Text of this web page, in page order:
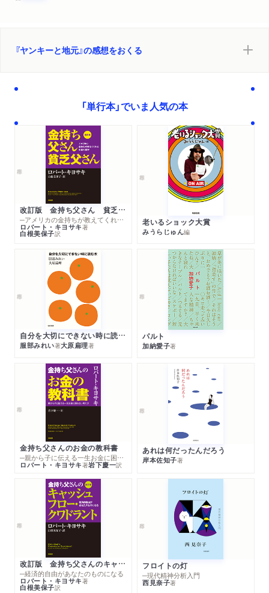
『ヤンキーと地元』の感想をおくる
「単行本」でいま人気の本
改訂版 金持ち父さん 貧乏父さん
─アメリカの金持ちが教えてくれるお金の哲学
ロバート・キヨサキ著
白根美保子訳
老いるショック大賞
みうらじゅん編
自分を大切にできない時に読む本
服部みれい著大原扁理著
パルト
加納愛子著
金持ち父さんのお金の教科書
─親から子に伝える一生お金に困らない考え方
ロバート・キヨサキ著岩下慶一訳
あれは何だったんだろう
岸本佐知子著
改訂版 金持ち父さんのキャッシュフロー・クワドラント
─経済的自由があなたのものになる
ロバート・キヨサキ著
白根美保子訳
フロイトの灯
─現代精神分析入門
西見奈子著